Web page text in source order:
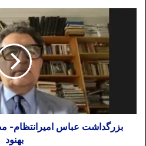
بزرگداشت عباس امیرانتظام-
بهنود